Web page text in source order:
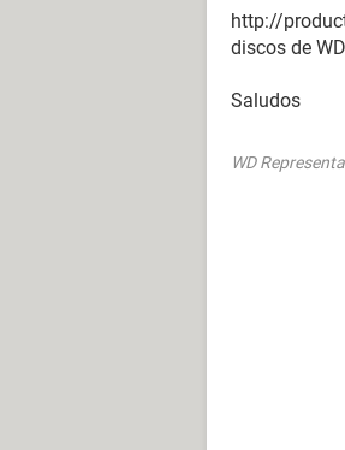
http://
discos de WD
Saludos
WD